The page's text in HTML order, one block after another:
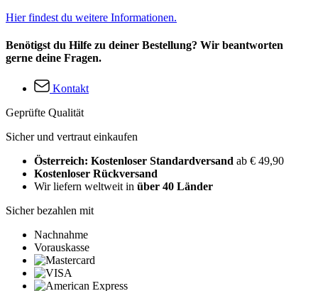
Hier findest du weitere Informationen.
Benötigst du Hilfe zu deiner Bestellung? Wir beantworten
gerne deine Fragen.
Kontakt
Geprüfte Qualität
Sicher und vertraut einkaufen
Österreich: Kostenloser Standardversand ab € 49,90
Kostenloser Rückversand
Wir liefern weltweit in über 40 Länder
Sicher bezahlen mit
Nachnahme
Vorauskasse